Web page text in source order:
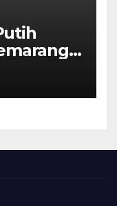
RI